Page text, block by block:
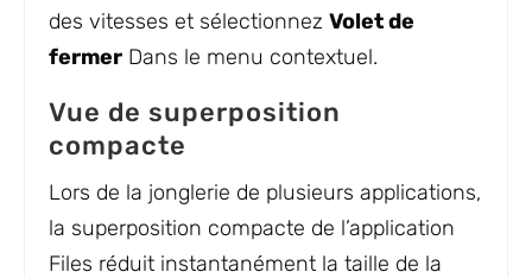
des vitesses et sélectionnez Volet de
fermer Dans le menu contextuel.
Vue de superposition
compacte
Lors de la jonglerie de plusieurs applications,
la superposition compacte de l’application
Files réduit instantanément la taille de la